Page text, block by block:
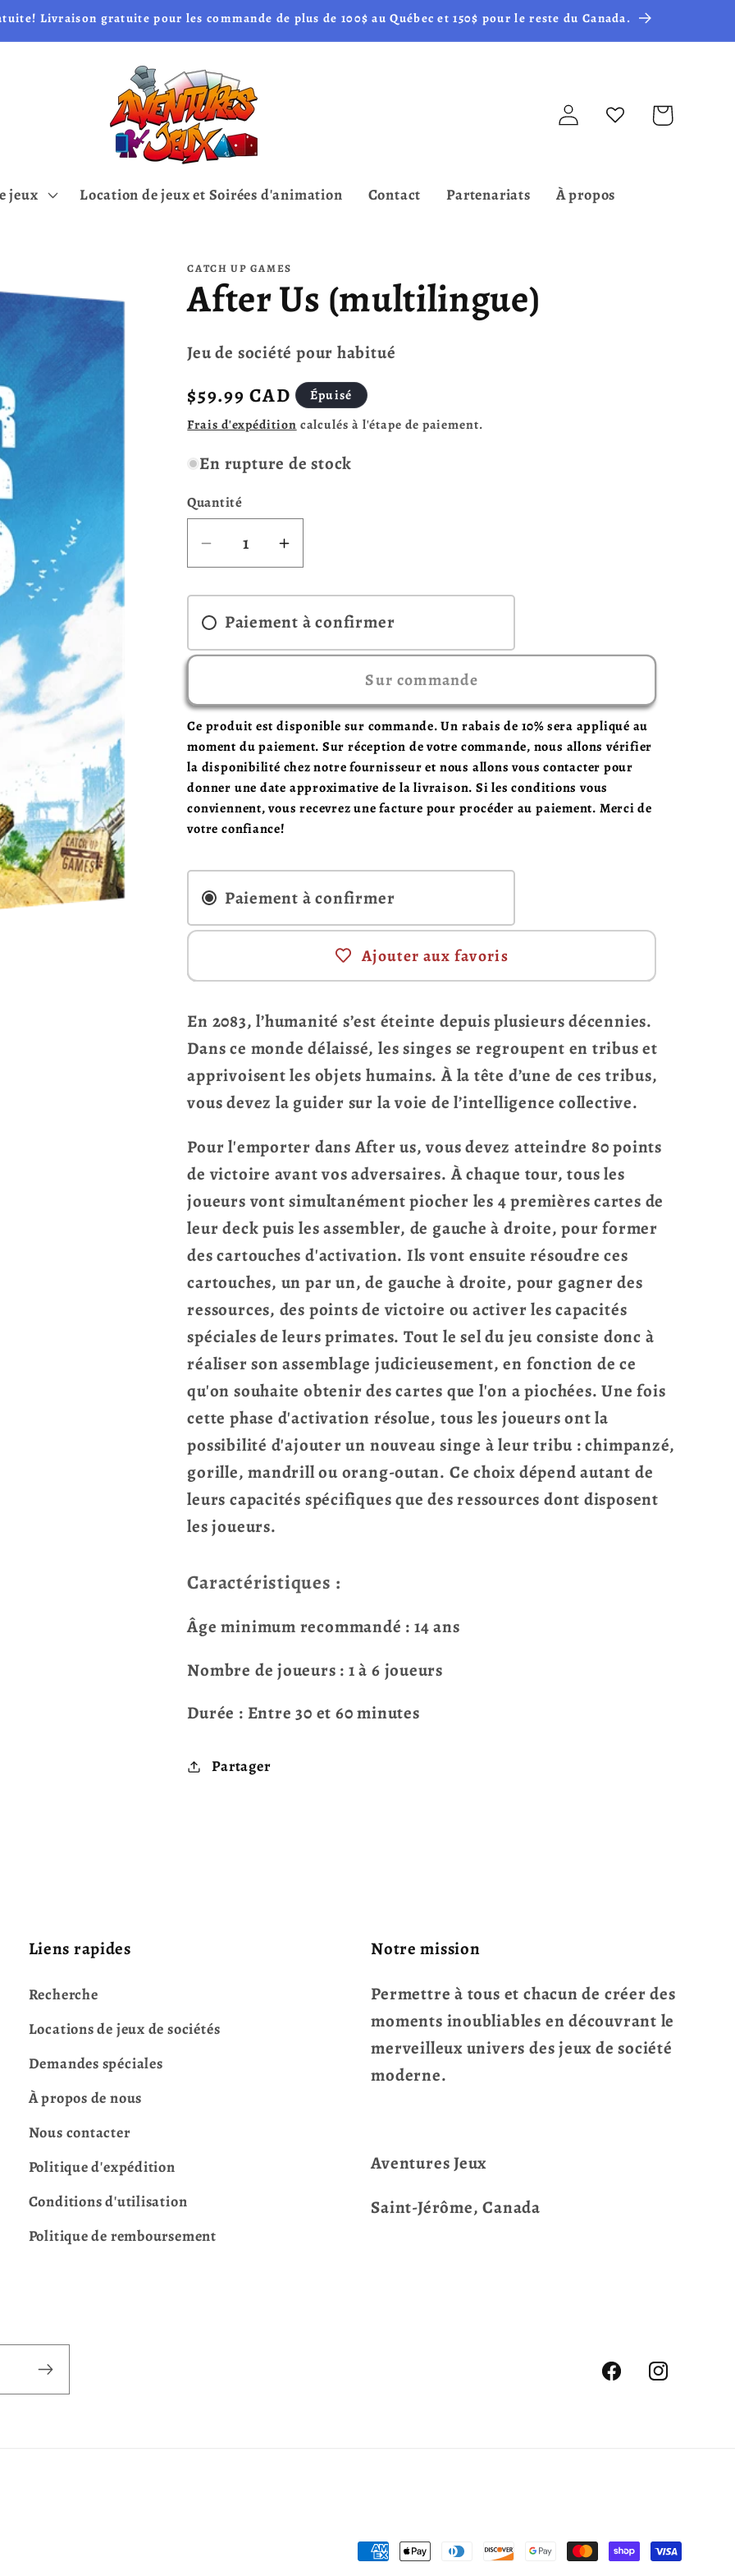
Livraison gratuite pour les commande de plus de 100$ au Québec et 150$ pour le reste du Canada.
jeux Location de jeux et Soirées d'animation Contact Partenariats À propos
Connexion Panier
CATCH UP GAMES
After Us (multilingue)
Jeu de société pour habitué
Prix
habituel
$59.99 CAD
Épuisé
Frais d'expédition calculés à l'étape de paiement.
En rupture de stock
Quantité
Réduire
la
quantité
de
Us
Augmenter
la
quantité
de
Us
(multilingue)
Paiement à confirmer
Sur commande
Ce produit est disponible sur commande. Un rabais de 10% sera appliqué au
moment du paiement. Sur réception de votre commande, nous allons vérifier
la disponibilité chez notre fournisseur et nous allons vous contacter pour
donner une date approximative de la livraison. Si les conditions vous
conviennent, vous recevrez une facture pour procéder au paiement. Merci de
votre confiance!
Paiement à confirmer
Ajouter aux favoris
En 2083, l’humanité s’est éteinte depuis plusieurs décennies.
Dans ce monde délaissé, les singes se regroupent en tribus et
apprivoisent les objets humains. À la tête d’une de ces tribus,
vous devez la guider sur la voie de l’intelligence collective.
Pour l'emporter dans After us, vous devez atteindre 80 points
de victoire avant vos adversaires. À chaque tour, tous les
joueurs vont simultanément piocher les 4 premières cartes de
leur deck puis les assembler, de gauche à droite, pour former
des cartouches d'activation. Ils vont ensuite résoudre ces
cartouches, un par un, de gauche à droite, pour gagner des
ressources, des points de victoire ou activer les capacités
spéciales de leurs primates. Tout le sel du jeu consiste donc à
réaliser son assemblage judicieusement, en fonction de ce
qu'on souhaite obtenir des cartes que l'on a piochées. Une fois
cette phase d'activation résolue, tous les joueurs ont la
possibilité d'ajouter un nouveau singe à leur tribu : chimpanzé,
gorille, mandrill ou orang-outan. Ce choix dépend autant de
leurs capacités spécifiques que des ressources dont disposent
les joueurs.
Caractéristiques :
Âge minimum recommandé : 14 ans
Nombre de joueurs : 1 à 6 joueurs
Durée : Entre 30 et 60 minutes
Partager
Liens rapides
Recherche
Locations de jeux de sociétés
Demandes spéciales
À propos de nous
Nous contacter
Politique d'expédition
Conditions d'utilisation
Politique de remboursement
Notre mission
Permettre à tous et chacun de créer des
moments inoubliables en découvrant le
merveilleux univers des jeux de société
moderne.
Aventures Jeux
Saint-Jérôme, Canada
FacebookInstagram
Moyens